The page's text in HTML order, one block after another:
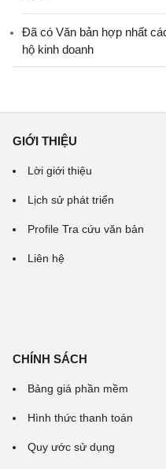
Đã có Văn bản hợp nhất
hộ kinh doanh
GIỚI THIỆU
Lời giới thiệu
Lịch sử phát triển
Profile Tra cứu văn bản
Liên hệ
CHÍNH SÁCH
Bảng giá phần mềm
Hình thức thanh toán
Quy ước sử dụng